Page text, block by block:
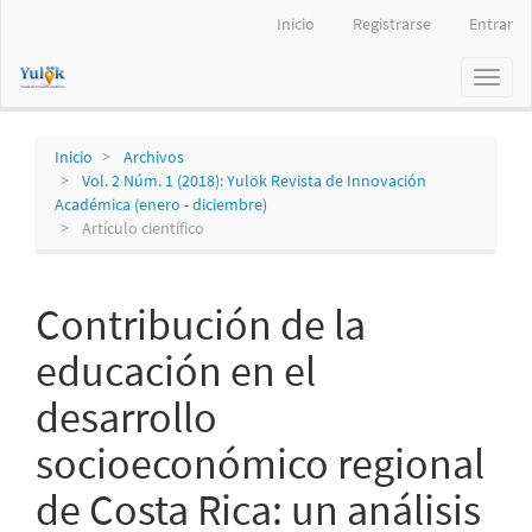
principal
Inicio Registrarse Entrar
Toggle
Inicio
Archivos
Vol. 2 Núm. 1 (2018): Yulök Revista de Innovación
Académica (enero - diciembre)
Artículo científico
Contribución de la
educación en el
desarrollo
socioeconómico regional
de Costa Rica: un análisis